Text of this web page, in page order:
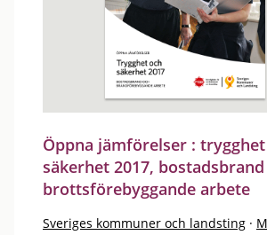
Öppna jämförelser :
säkerhet 2017,
brottsförebyggande arbete
Sveriges kommuner och landsting ·